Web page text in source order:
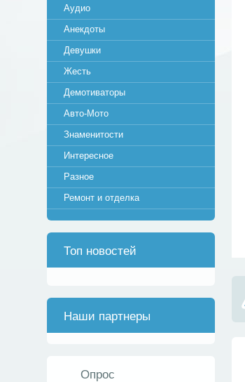
Аудио
Анекдоты
Девушки
Жесть
Демотиваторы
Авто-Мото
Знаменитости
Интересное
Разное
Ремонт и отделка
Топ новостей
Наши партнеры
Опрос